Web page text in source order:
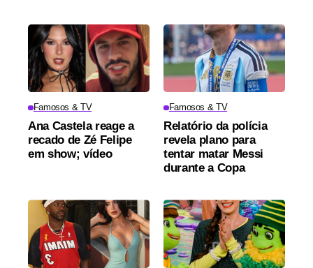
Famosos & TV
Ana Castela reage a
recado de Zé Felipe
em show; vídeo
Famosos & TV
Relatório da polícia
revela plano para
tentar matar Messi
durante a Copa